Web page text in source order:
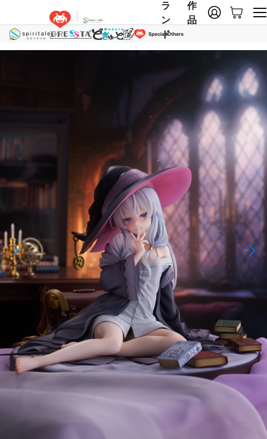
ラ
ン
ド
作
品